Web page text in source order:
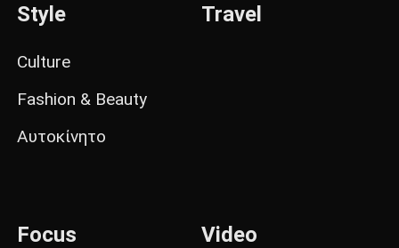
Style
Culture
Fashion & Beauty
Αυτοκίνητο
Travel
Focus Video